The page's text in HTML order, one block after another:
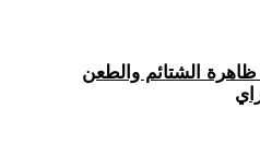
ظاهرة الشتائم والطعن